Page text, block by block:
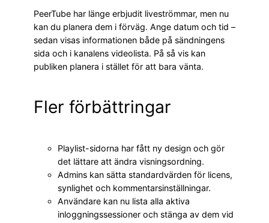
PeerTube har länge erbjudit liveströmmar, men nu
kan du planera dem i förväg. Ange datum och tid –
sedan visas informationen både på sändningens
sida och i kanalens videolista. På så vis kan
publiken planera i stället för att bara vänta.
Fler förbättringar
Playlist-sidorna har fått ny design och gör
det lättare att ändra visningsordning.
Admins kan sätta standardvärden för licens,
synlighet och kommentarsinställningar.
Användare kan nu lista alla aktiva
inloggningssessioner och stänga av dem vid